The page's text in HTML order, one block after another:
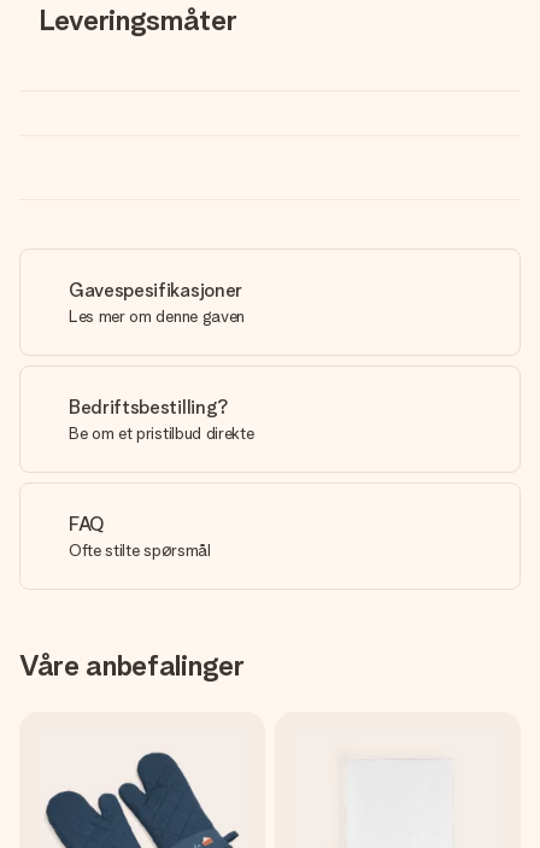
Leveringsmåter
Gavespesifikasjoner
Les mer om denne gaven
Bedriftsbestilling?
Be om et pristilbud direkte
FAQ
Ofte stilte spørsmål
Våre anbefalinger